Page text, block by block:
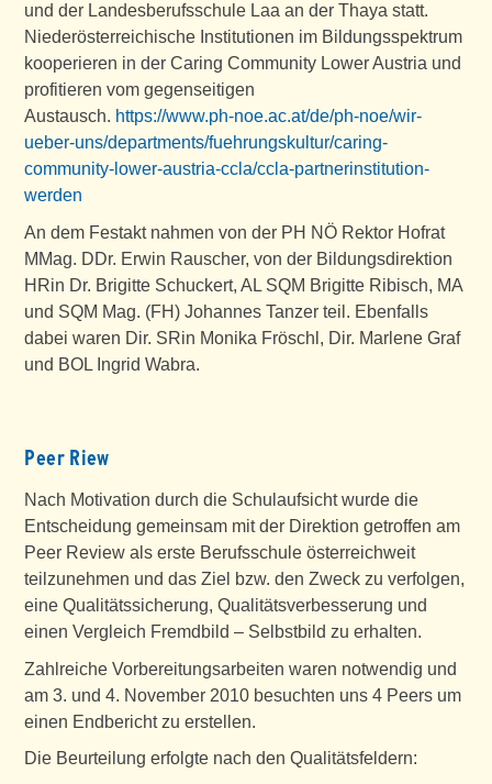
und der Landesberufsschule Laa an der Thaya statt.
Niederösterreichische Institutionen im Bildungsspektrum
kooperieren in der Caring Community Lower Austria und
profitieren vom gegenseitigen
Austausch. https://www.ph-noe.ac.at/de/ph-noe/wir-
ueber-uns/departments/fuehrungskultur/caring-
community-lower-austria-ccla/ccla-partnerinstitution-
werden
An dem Festakt nahmen von der PH NÖ Rektor Hofrat
MMag. DDr. Erwin Rauscher, von der Bildungsdirektion
HRin Dr. Brigitte Schuckert, AL SQM Brigitte Ribisch, MA
und SQM Mag. (FH) Johannes Tanzer teil. Ebenfalls
dabei waren Dir. SRin Monika Fröschl, Dir. Marlene Graf
und BOL Ingrid Wabra.
Peer Riew
Nach Motivation durch die Schulaufsicht wurde die
Entscheidung gemeinsam mit der Direktion getroffen am
Peer Review als erste Berufsschule österreichweit
teilzunehmen und das Ziel bzw. den Zweck zu verfolgen,
eine Qualitätssicherung, Qualitätsverbesserung und
einen Vergleich Fremdbild – Selbstbild zu erhalten.
Zahlreiche Vorbereitungsarbeiten waren notwendig und
am 3. und 4. November 2010 besuchten uns 4 Peers um
einen Endbericht zu erstellen.
Die Beurteilung erfolgte nach den Qualitätsfeldern: